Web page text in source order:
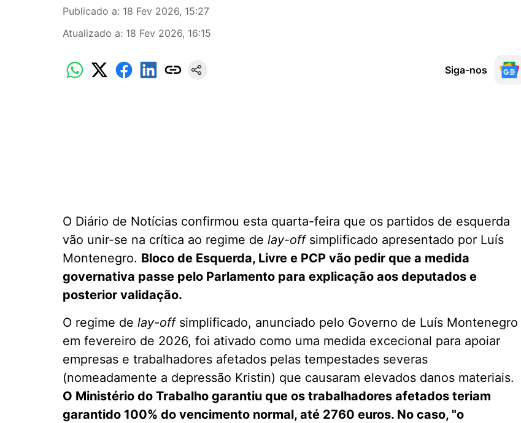
Publicado a: 18 Fev 2026, 15:27
Atualizado a: 18 Fev 2026, 16:15
Siga-nos
O Diário de Notícias confirmou esta quarta-feira que os partidos de esquerda
vão unir-se na crítica ao regime de lay-offsimplificado apresentado por Luís
Montenegro. Bloco de Esquerda, Livre e PCP vão pedir que a medida
governativa passe pelo Parlamento para explicação aos deputados e
posterior validação.
O regime de lay-offsimplificado, anunciado pelo Governo de Luís Montenegro
em fevereiro de 2026, foi ativado como uma medida excecional para apoiar
empresas e trabalhadores afetados pelas tempestades severas
(nomeadamente a depressão Kristin) que causaram elevados danos materiais.
O Ministério do Trabalho garantiu que os trabalhadores afetados teriam
garantido 100% do vencimento normal, até 2760 euros. No caso, "o